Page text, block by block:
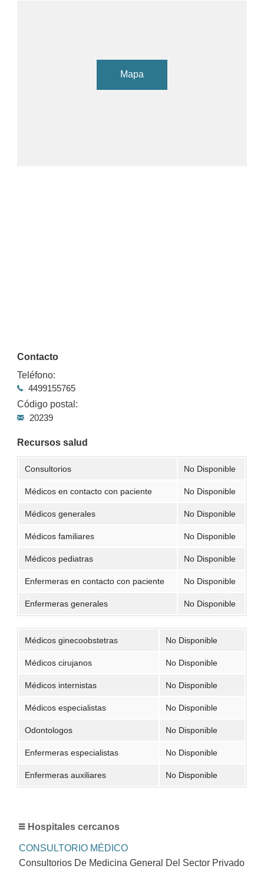
Mapa
Contacto
Teléfono:
4499155765
Código postal:
20239
Recursos salud
Consultorios No Disponible
Médicos en contacto con paciente No Disponible
Médicos generales No Disponible
Médicos familiares No Disponible
Médicos pediatras No Disponible
Enfermeras en contacto con paciente No Disponible
Enfermeras generales No Disponible
Médicos ginecoobstetras No Disponible
Médicos cirujanos No Disponible
Médicos internistas No Disponible
Médicos especialistas No Disponible
Odontologos No Disponible
Enfermeras especialistas No Disponible
Enfermeras auxiliares No Disponible
Hospitales cercanos
CONSULTORIO MÉDICO
Consultorios De Medicina General Del Sector Privado